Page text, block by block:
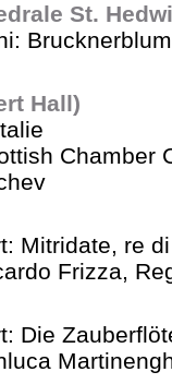
St.
Hall)
Chamber
Mitridate, re
Frizza,
Die